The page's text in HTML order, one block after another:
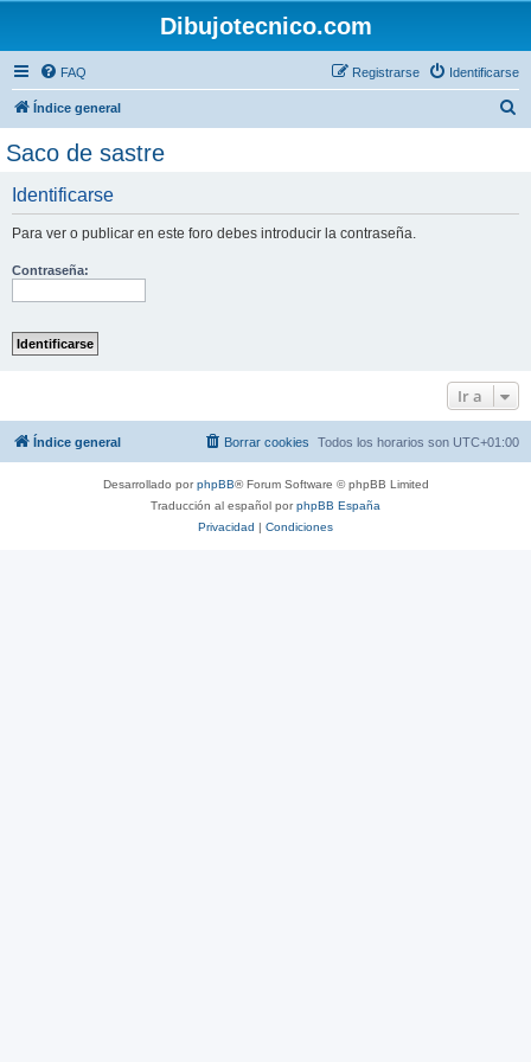
Dibujotecnico.com
FAQ Identificarse
Registrarse
Índice general
Saco de sastre
Identificarse
Para ver o publicar en este foro debes introducir la contraseña.
Contraseña:
Ir a
Índice general Todos los horarios son UTC+01:00
Borrar cookies
Desarrollado porphpBB® Forum Software © phpBB Limited
Traducción al español porphpBB España
Privacidad | Condiciones